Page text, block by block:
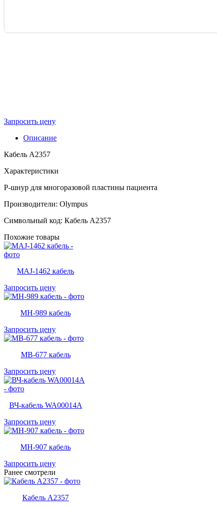
Запросить цену
Описание
Кабель A2357
Характеристики
P-шнур для многоразовой пластины пациента
Производители: Olympus
Символьный код: Кабель A2357
Похожие товары
MAJ-1462 кабель
Запросить цену
MH-989 кабель
Запросить цену
MB-677 кабель
Запросить цену
ВЧ-кабель WA00014A
Запросить цену
MH-907 кабель
Запросить цену
Ранее смотрели
Кабель A2357